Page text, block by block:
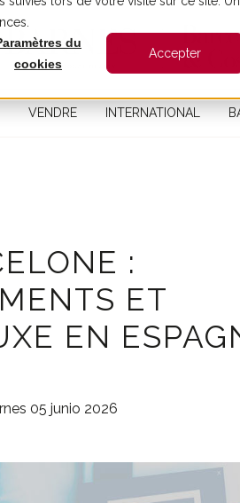
du
cookies
Accepter
VENDRE INTERNATIONAL
:
ET
EN
05 junio 2026